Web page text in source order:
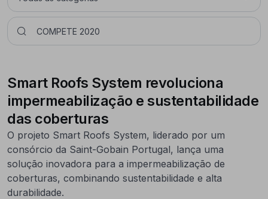
Smart Roofs System revoluciona
impermeabilização e sustentabilidade
das coberturas
O projeto Smart Roofs System, liderado por um
consórcio da Saint-Gobain Portugal, lança uma
solução inovadora para a impermeabilização de
coberturas, combinando sustentabilidade e alta
durabilidade.